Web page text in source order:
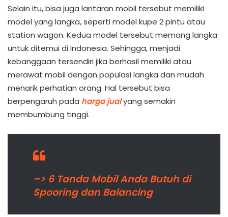
Selain itu, bisa juga lantaran mobil tersebut memiliki
model yang langka, seperti model kupe 2 pintu atau
station wagon. Kedua model tersebut memang langka
untuk ditemui di Indonesia. Sehingga, menjadi
kebanggaan tersendiri jika berhasil memiliki atau
merawat mobil dengan populasi langka dan mudah
menarik perhatian orang. Hal tersebut bisa
berpengaruh pada harga jualyang semakin
membumbung tinggi.
–> 6 Tanda Mobil Anda Butuh di
Spooring dan Balancing